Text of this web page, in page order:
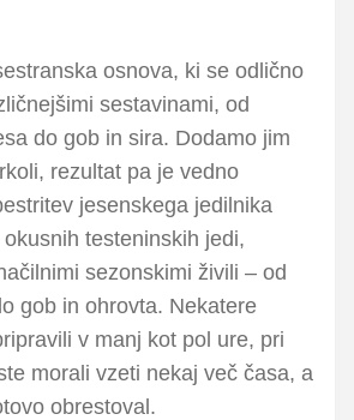
osnova, ki se odlično
sestavinami, od
do gob in sira. Dodamo jim
rezultat pa je vedno
jesenskega jedilnika
testeninskih jedi,
sezonskimi živili – od
gob in ohrovta. Nekatere
v manj kot pol ure, pri
morali vzeti nekaj več časa, a
obrestoval.